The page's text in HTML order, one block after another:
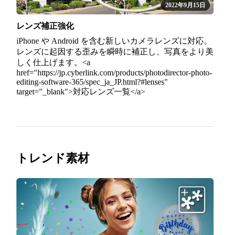
2022年9月15日
レンズ補正強化
iPhone や Android を含む新しいカメラレンズに対応。
レンズに起因する歪みを瞬時に補正し、写真をより美
しく仕上げます。<a
href="https://jp.cyberlink.com/products/photodirector-photo-
editing-software-365/spec_ja_JP.html?#lenses"
target="_blank">対応レンズ一覧</a>
トレンド素材